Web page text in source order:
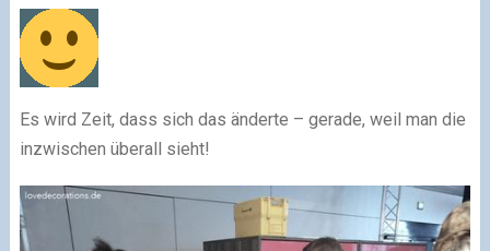
Es wird Zeit, dass sich das änderte – gerade, weil man die
inzwischen überall sieht!